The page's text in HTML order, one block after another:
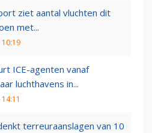
ziet aantal vluchten dit
met...
ICE-agenten vanaf
luchthavens in...
terreuraanslagen van 10